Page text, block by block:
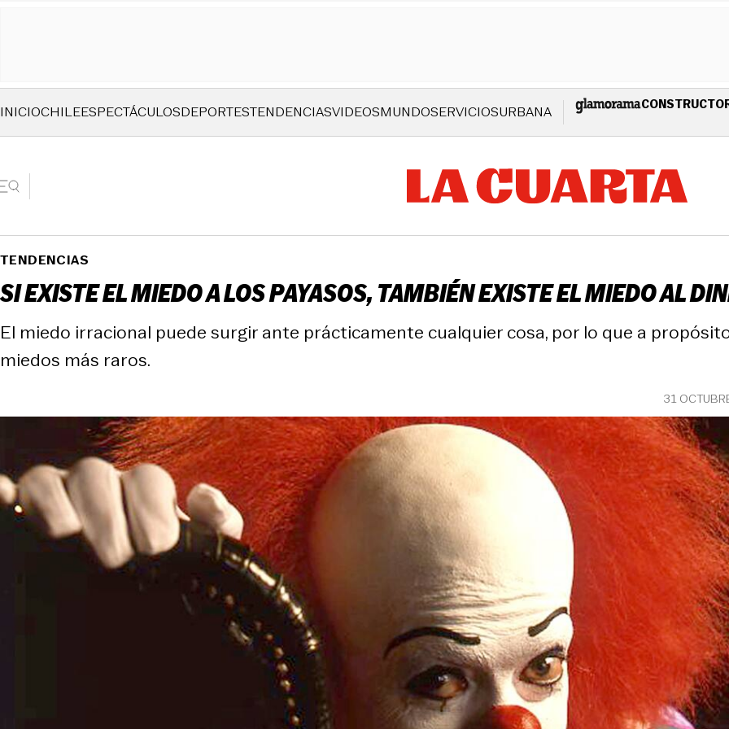
INICIOCHILEESPECTÁCULOSDEPORTESTENDENCIASVIDEOSMUNDOSERVICIOSURBANA
TENDENCIAS
SI EXISTE EL MIEDO A LOS PAYASOS, TAMBIÉN EXISTE EL MIEDO AL
El miedo irracional puede surgir ante prácticamente cualquier cosa, por lo que a
miedos más raros.
31